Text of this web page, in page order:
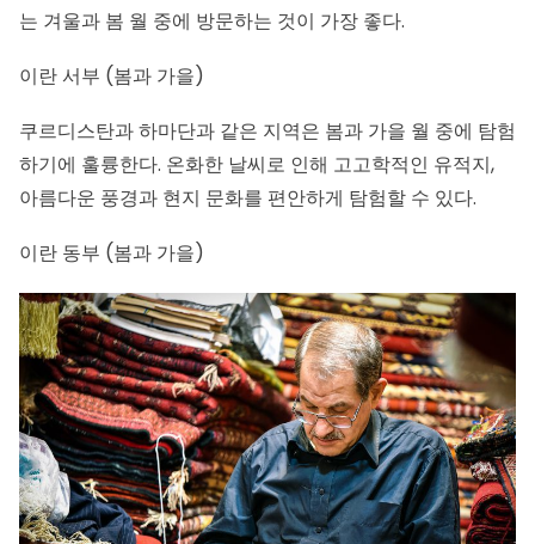
는 겨울과 봄 월 중에 방문하는 것이 가장 좋다.
이란 서부 (봄과 가을)
쿠르디스탄과 하마단과 같은 지역은 봄과 가을 월 중에 탐험
하기에 훌륭한다. 온화한 날씨로 인해 고고학적인 유적지,
아름다운 풍경과 현지 문화를 편안하게 탐험할 수 있다.
이란 동부 (봄과 가을)